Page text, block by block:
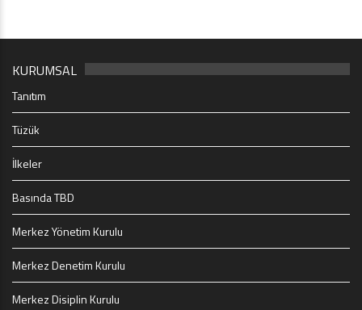
KURUMSAL
Tanıtım
Tüzük
İlkeler
Basında TBD
Merkez Yönetim Kurulu
Merkez Denetim Kurulu
Merkez Disiplin Kurulu